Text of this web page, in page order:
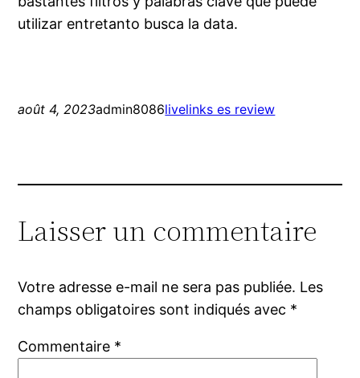
utilizar entretanto busca la data.
août 4, 2023admin8086livelinks es review
Laisser un commentaire
Votre adresse e-mail ne sera pas publiée. Les
champs obligatoires sont indiqués avec *
Commentaire *